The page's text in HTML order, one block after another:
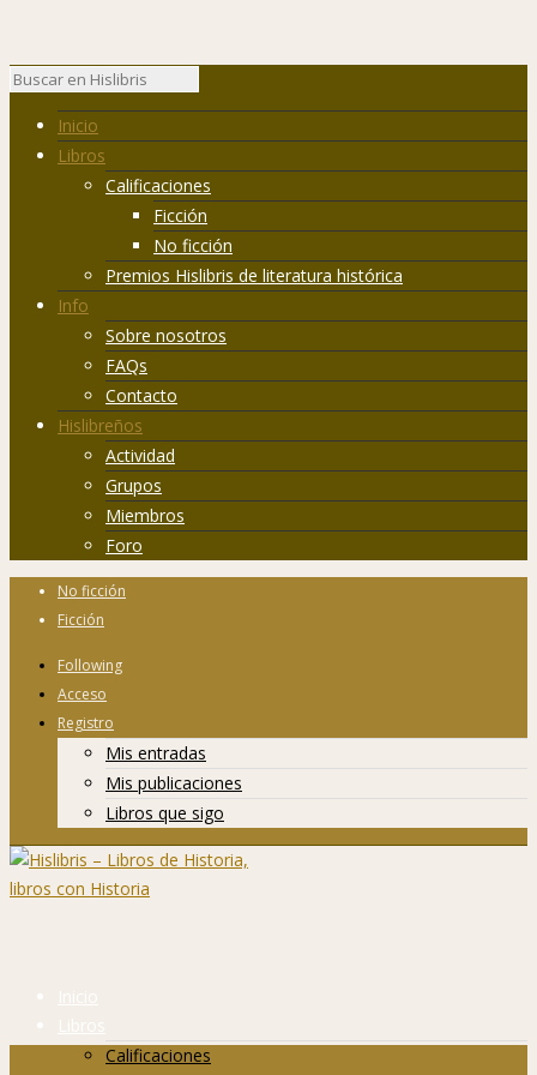
Inicio
Libros
Calificaciones
Ficción
No ficción
Premios Hislibris de literatura histórica
Info
Sobre nosotros
FAQs
Contacto
Hislibreños
Actividad
Grupos
Miembros
Foro
No ficción
Ficción
Following
Acceso
Registro
Mis entradas
Mis publicaciones
Libros que sigo
Inicio
Libros
Calificaciones